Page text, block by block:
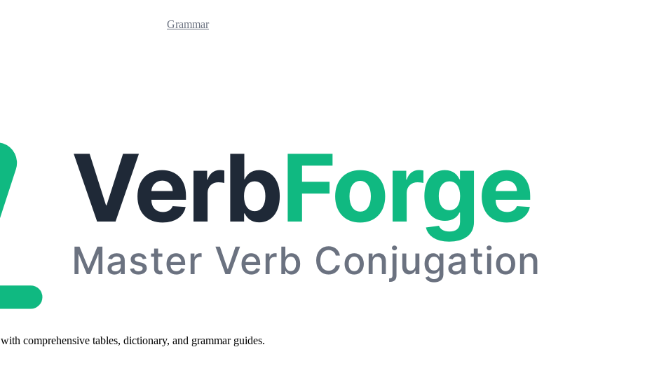
Grammar
comprehensive tables, dictionary, and grammar guides.